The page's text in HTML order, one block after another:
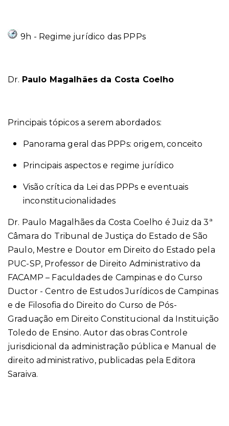
9h - Regime jurídico das PPPs
Dr. Paulo Magalhães da Costa Coelho
Principais tópicos a serem abordados:
Panorama geral das PPPs: origem, conceito
Principais aspectos e regime jurídico
Visão crítica da Lei das PPPs e eventuais
inconstitucionalidades
Dr. Paulo Magalhães da Costa Coelho é Juiz da 3ª
Câmara do Tribunal de Justiça do Estado de São
Paulo, Mestre e Doutor em Direito do Estado pela
PUC-SP, Professor de Direito Administrativo da
FACAMP – Faculdades de Campinas e do Curso
Ductor - Centro de Estudos Jurídicos de Campinas
e de Filosofia do Direito do Curso de Pós-
Graduação em Direito Constitucional da Instituição
Toledo de Ensino. Autor das obras Controle
jurisdicional da administração pública e Manual de
direito administrativo, publicadas pela Editora
Saraiva.